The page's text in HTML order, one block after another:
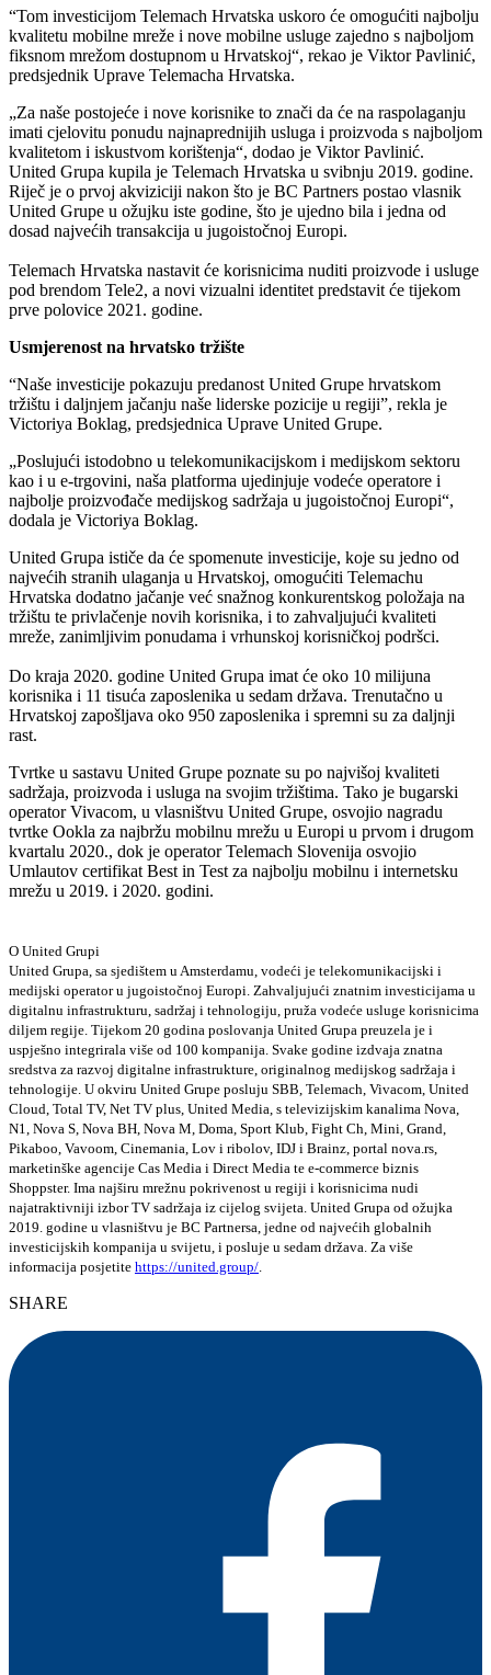
“Tom investicijom Telemach Hrvatska uskoro će omogućiti najbolju
kvalitetu mobilne mreže i nove mobilne usluge zajedno s najboljom
fiksnom mrežom dostupnom u Hrvatskoj“, rekao je Viktor Pavlinić,
predsjednik Uprave Telemacha Hrvatska.
„Za naše postojeće i nove korisnike to znači da će na raspolaganju
imati cjelovitu ponudu najnaprednijih usluga i proizvoda s najboljom
kvalitetom i iskustvom korištenja“, dodao je Viktor Pavlinić.
United Grupa kupila je Telemach Hrvatska u svibnju 2019. godine.
Riječ je o prvoj akviziciji nakon što je BC Partners postao vlasnik
United Grupe u ožujku iste godine, što je ujedno bila i jedna od
dosad najvećih transakcija u jugoistočnoj Europi.
Telemach Hrvatska nastavit će korisnicima nuditi proizvode i usluge
pod brendom Tele2, a novi vizualni identitet predstavit će tijekom
prve polovice 2021. godine.
Usmjerenost na hrvatsko tržište
“Naše investicije pokazuju predanost United Grupe hrvatskom
tržištu i daljnjem jačanju naše liderske pozicije u regiji”, rekla je
Victoriya Boklag, predsjednica Uprave United Grupe.
„Poslujući istodobno u telekomunikacijskom i medijskom sektoru
kao i u e-trgovini, naša platforma ujedinjuje vodeće operatore i
najbolje proizvođače medijskog sadržaja u jugoistočnoj Europi“,
dodala je Victoriya Boklag.
United Grupa ističe da će spomenute investicije, koje su jedno od
najvećih stranih ulaganja u Hrvatskoj, omogućiti Telemachu
Hrvatska dodatno jačanje već snažnog konkurentskog položaja na
tržištu te privlačenje novih korisnika, i to zahvaljujući kvaliteti
mreže, zanimljivim ponudama i vrhunskoj korisničkoj podršci.
Do kraja 2020. godine United Grupa imat će oko 10 milijuna
korisnika i 11 tisuća zaposlenika u sedam država. Trenutačno u
Hrvatskoj zapošljava oko 950 zaposlenika i spremni su za daljnji
rast.
Tvrtke u sastavu United Grupe poznate su po najvišoj kvaliteti
sadržaja, proizvoda i usluga na svojim tržištima. Tako je bugarski
operator Vivacom, u vlasništvu United Grupe, osvojio nagradu
tvrtke Ookla za najbržu mobilnu mrežu u Europi u prvom i drugom
kvartalu 2020., dok je operator Telemach Slovenija osvojio
Umlautov certifikat Best in Test za najbolju mobilnu i internetsku
mrežu u 2019. i 2020. godini.
O United Grupi
United Grupa, sa sjedištem u Amsterdamu, vodeći je telekomunikacijski i
medijski operator u jugoistočnoj Europi. Zahvaljujući znatnim investicijama u
digitalnu infrastrukturu, sadržaj i tehnologiju, pruža vodeće usluge korisnicima
diljem regije. Tijekom 20 godina poslovanja United Grupa preuzela je i
uspješno integrirala više od 100 kompanija. Svake godine izdvaja znatna
sredstva za razvoj digitalne infrastrukture, originalnog medijskog sadržaja i
tehnologije. U okviru United Grupe posluju SBB, Telemach, Vivacom, United
Cloud, Total TV, Net TV plus, United Media, s televizijskim kanalima Nova,
N1, Nova S, Nova BH, Nova M, Doma, Sport Klub, Fight Ch, Mini, Grand,
Pikaboo, Vavoom, Cinemania, Lov i ribolov, IDJ i Brainz, portal nova.rs,
marketinške agencije Cas Media i Direct Media te e-commerce biznis
Shoppster. Ima najširu mrežnu pokrivenost u regiji i korisnicima nudi
najatraktivniji izbor TV sadržaja iz cijelog svijeta. United Grupa od ožujka
2019. godine u vlasništvu je BC Partnersa, jedne od najvećih globalnih
investicijskih kompanija u svijetu, i posluje u sedam država. Za više
informacija posjetite https://united.group/
SHARE